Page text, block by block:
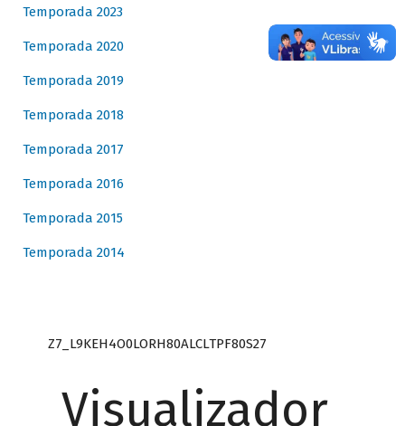
Temporada 2023
Temporada 2020
Temporada 2019
Temporada 2018
Temporada 2017
Temporada 2016
Temporada 2015
Temporada 2014
Z7_L9KEH4O0LORH80ALCLTPF80S27
Visualizador